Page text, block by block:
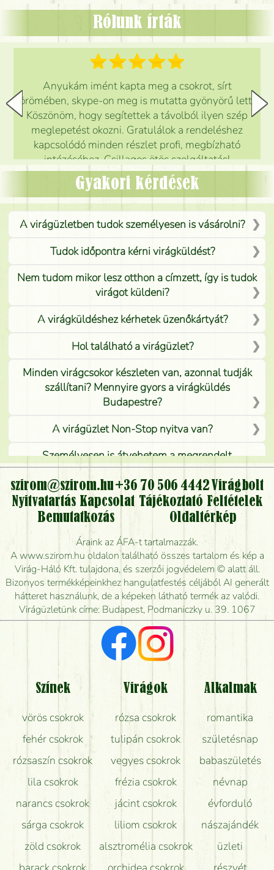
Rólunk írták
Anyukám imént kapta meg a csokrot, sírt
örömében, skype-on meg is mutatta gyönyörű lett.
Köszönöm, hogy segítettek a távolból ilyen szép
meglepetést okozni. Gratulálok a rendeléshez
kapcsolódó minden részlet profi, megbízható
intézéséhez. Csillagos ötös szolgáltatás!
Mónika
Gyakori kérdések
A virágüzletben tudok személyesen is vásárolni?
Tudok időpontra kérni virágküldést?
Nem tudom mikor lesz otthon a címzett, így is tudok
virágot küldeni?
A virágküldéshez kérhetek üzenőkártyát?
Hol található a virágüzlet?
Minden virágcsokor készleten van, azonnal tudják
szállítani? Mennyire gyors a virágküldés
Budapestre?
A virágüzlet Non-Stop nyitva van?
Személyesen is átvehetem a megrendelt
virágcsokrot, vagy csak virágküldéssel, kiszállítással
kérhető?
Vidékre is lehet rendelni?
Meddig rendelhetek virágküldést úgy, hogy még ma
kiszállítsák?
Mennyire gyorsan tudják elkészíteni a csokrot, és
mikor tudják leghamarabb kiszállítani?
Vörös rózsát keresek, van önöknél?
Milyen visszajelzést kapok a virágküldésről?
Tényleg azt kapom, ami a képen van?
Mit kell tudni a virágcsokrok szállításáról?
Hogy marad a lehető legtovább friss a csokor?
Tudok adventi koszorút vásárolni boltban?
szirom@szirom.hu +36 70 506 4442 Virágbolt
Nyitvatartás Kapcsolat Tájékoztató Feltételek
Bemutatkozás
Oldaltérkép
Áraink az ÁFA-t tartalmazzák.
A www.szirom.hu oldalon található összes tartalom és kép a
Virág-Háló Kft. tulajdona, és szerzői jogvédelem © alatt áll.
Bizonyos termékképeinkhez hangulatfestés céljából AI generált
hátteret használunk, de a képeken látható termék az valódi.
Virágüzletünk címe: Budapest, Podmaniczky u. 39. 1067
Színek
vörös csokrok
fehér csokrok
rózsaszín csokrok
lila csokrok
narancs csokrok
sárga csokrok
zöld csokrok
Virágok
rózsa csokrok
tulipán csokrok
vegyes csokrok
frézia csokrok
jácint csokrok
liliom csokrok
alsztromélia csokrok
Alkalmak
romantika
születésnap
babaszületés
névnap
évforduló
nászajándék
üzleti